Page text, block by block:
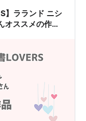
】ラランド ニシ
オススメの作品